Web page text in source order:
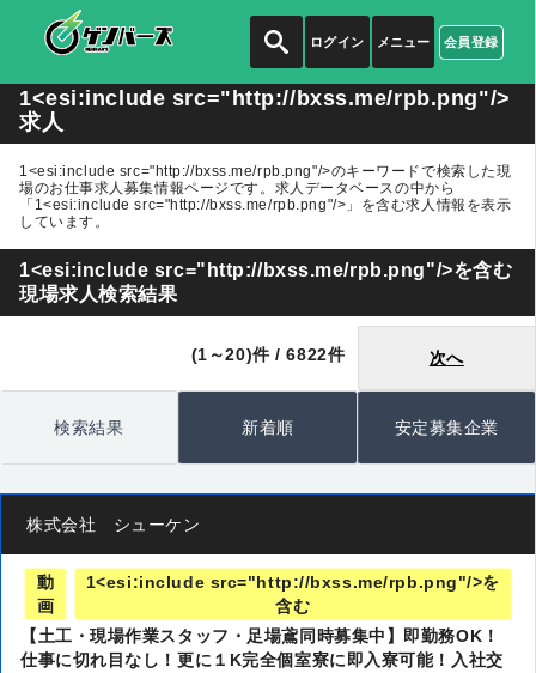
ログイン 会員登録
メニュー
1<esi:include src="http://bxss.me/rpb.png"/>
求人
1<esi:include src="http://bxss.me/rpb.png"/>のキーワードで検索した現
場のお仕事求人募集情報ページです。求人データベースの中から
「1<esi:include src="http://bxss.me/rpb.png"/>」 を含む求人情報を表示
しています。
1<esi:include src="http://bxss.me/rpb.png"/>を含む
現場求人検索結果
(1～20)件 / 6822件 次へ
検索結果 新着順 安定募集企業
株式会社 シューケン
動
画
1<esi:include src="http://bxss.me/rpb.png"/>を
含む
【土工・現場作業スタッフ・足場鳶同時募集中】即勤務OK！
仕事に切れ目なし！更に１K完全個室寮に即入寮可能！入社交